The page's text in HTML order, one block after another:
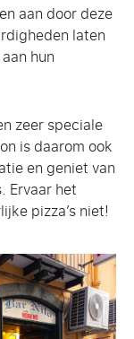
aan door deze
laten
hun
zeer speciale
is daarom ook
en geniet van
Ervaar het
pizza’s niet!